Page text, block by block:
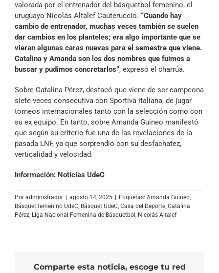
valorada por el entrenador del básquetbol femenino, el
uruguayo Nicolás Altalef Cauteruccio. “Cuando hay
cambio de entrenador, muchas veces también se suelen
dar cambios en los planteles; era algo importante que se
vieran algunas caras nuevas para el semestre que viene.
Catalina y Amanda son los dos nombres que fuimos a
buscar y pudimos concretarlos”, expresó el charrúa.
Sobre Catalina Pérez, destacó que viene de ser campeona
siete veces consecutiva con Sportiva italiana, de jugar
torneos internacionales tanto con la selección como con
su ex equipo. En tanto, sobre Amanda Guineo manifestó
que según su criterio fue una de las revelaciones de la
pasada LNF, ya que sorprendió con su desfachatez,
verticalidad y velocidad.
Información: Noticias UdeC
Por administrador agosto 14, 2025 Etiquetas: Amanda Guineo,
Básquet femenino UdeC, Básquet UdeC, Casa del Deporte, Catalina
Pérez, Liga Nacional Femenina de Básquetbol , Nicolás Altalef
Comparte esta noticia, escoge tu red